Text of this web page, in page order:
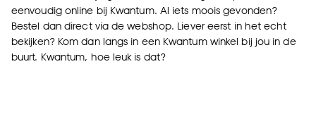
Goed om te weten is dat je deze keuze altijd nog
kan aanpassen, bekijk hiervoor onze
cookieverklaring.
eenvoudig online bij Kwantum. Al iets moois gevonden?
Bestel dan direct via de webshop. Liever eerst in het echt
bekijken? Kom dan langs in een Kwantum winkel bij jou in de
buurt. Kwantum, hoe leuk is dat?